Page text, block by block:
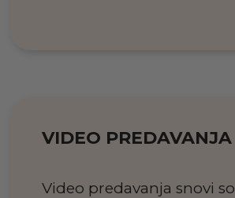
VIDEO PREDAVANJA
Video predavanja snovi so